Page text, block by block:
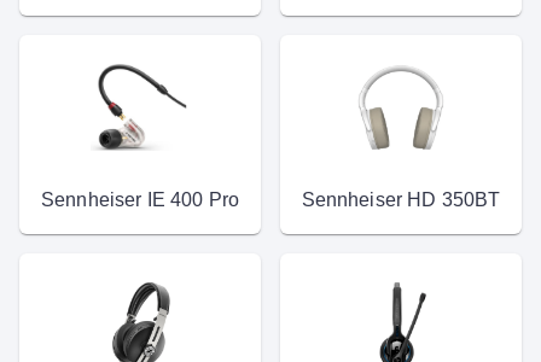
Sennheiser IE 400 Pro Sennheiser HD 350BT